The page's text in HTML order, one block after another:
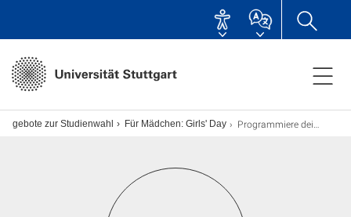
zur Studienwahl Für Mädchen: Girls' Day Programmiere deinen Roboter!